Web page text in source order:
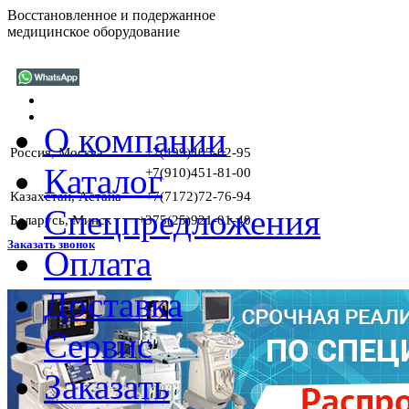
Восстановленное и подержанное
медицинское оборудование
Россия, Москва
+7(499)405-02-95
+7(910)451-81-00
Казахстан, Астана
+7(7172)72-76-94
Беларусь, Минск
+375(25)921-01-40
Заказать звонок
О компании
Каталог
Спецпредложения
Оплата
Доставка
Сервис
Заказать